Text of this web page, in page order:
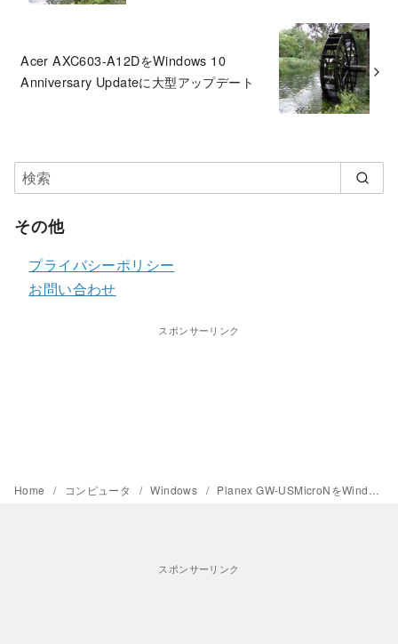
Acer AXC603-A12DをWindows 10
Anniversary Updateに大型アップデート
その他
プライバシーポリシー
お問い合わせ
スポンサーリンク
Home コンピュータ Windows Planex GW-USMicroNをWindows 10 Anniversary Updateにアップデート後でも使う方法
スポンサーリンク